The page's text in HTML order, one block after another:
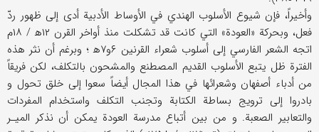
وأخيراً، فإن شيوع الأسلوب الهندي في الأوساط الأدبية أدى إلى ظهور ردّ
فعل، وبحركة «العودة» التي كانت قد تشكلت منذ أواخر القرن ۱۲ه‍ / ۱۸م
اتجه الشعر الفارسي إلى أسلوب شعراء القرنين ۶و۷ه‍ ؛ وبرغم أن نثر هذه
الفترة ظل يتبع الأسلوب القديم المصطنع والمشحون بالتكلف، لكن فريقاً
من أدباء أصفهان وشعرائها في هذا المجال أيضاً سعوا إلى خلق تحول و
بادروا إلى ترويج بساطة الكتابة وتجنب التكلف واستخدام المفردات
والتعابير الصعبة. و من بين أتباع مدرسة العودة يمكن أن نذكر الميـر